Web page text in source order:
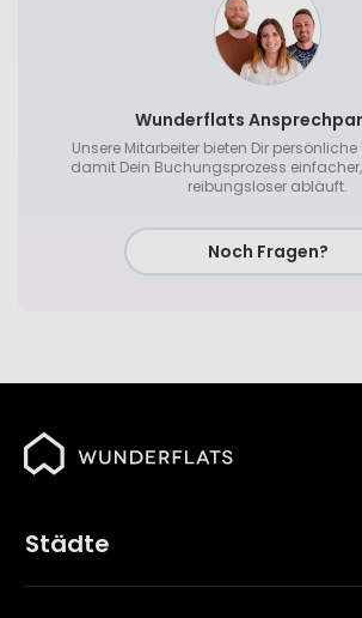
Wunderflats
Unsere Mitarbeiter bieten Dir
damit Dein Buchungsprozess
reibungsloser abläuft.
Noch Fragen?
Städte